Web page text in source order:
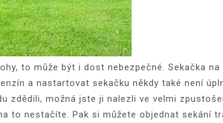
to může být i dost nebezpečné. Sekačka
a nastartovat sekačku někdy také není
zdědili, možná jste ji nalezli ve velmi
to nestačíte. Pak si můžete objednat sekání